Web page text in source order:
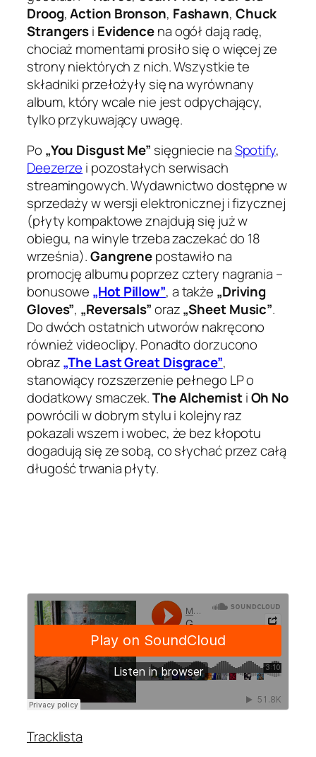
Droog,Action Bronson, Fashawn, Chuck
Strangersi Evidencena ogół dają radę,
chociaż momentami prosiło się o więcej ze
strony niektórych z nich. Wszystkie te
składniki przełożyły się na wyrównany
album, który wcale nie jest odpychający,
tylko przykuwający uwagę.
Po „You Disgust Me” sięgniecie naSpotify,
Deezerze i pozostałych serwisach
streamingowych. Wydawnictwo dostępne w
sprzedaży w wersji elektronicznej i fizycznej
(płyty kompaktowe znajdują się już w
obiegu, na winyle trzeba zaczekać do 18
września).Gangrenepostawiło na
promocję albumu poprzez cztery nagrania –
bonusowe „Hot Pillow”, a także „Driving
Gloves”, „Reversals”oraz„Sheet Music”.
Do dwóch ostatnich utworów nakręcono
również videoclipy. Ponadto dorzucono
obraz„The Last Great Disgrace”,
stanowiący rozszerzenie pełnego LP o
dodatkowy smaczek.The AlchemistiOh No
powrócili w dobrym stylu i kolejny raz
pokazali wszem i wobec, że bez kłopotu
dogadują się ze sobą, co słychać przez całą
długość trwania płyty.
Tracklista